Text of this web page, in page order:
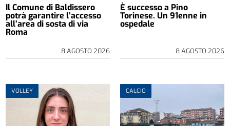
Il Comune di Baldissero
potrà garantire l’accesso
all’area di sosta di via
Roma
8 AGOSTO 2026
È successo a Pino
Torinese. Un 91enne in
ospedale
8 AGOSTO 2026
VOLLEY CALCIO